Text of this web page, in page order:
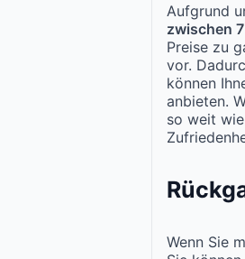
Aufgrund
zwischen
Preise zu
vor.
können
anbieten.
so weit
Wenn Sie